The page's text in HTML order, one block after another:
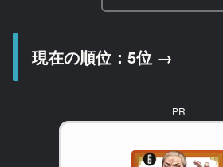
現在の順位：5位 →
PR